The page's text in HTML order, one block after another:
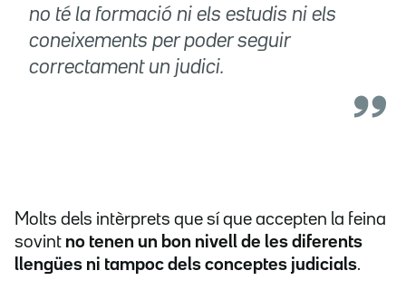
no té la formació ni els estudis ni els
coneixements per poder seguir
correctament un judici.
Molts dels intèrprets que sí que accepten la feina
sovint no tenen un bon nivell de les diferents
llengües ni tampoc dels conceptes judicials.